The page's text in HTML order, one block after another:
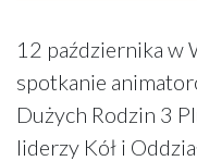
12 października w
spotkanie
Dużych Rodzin 3
liderzy Kół i